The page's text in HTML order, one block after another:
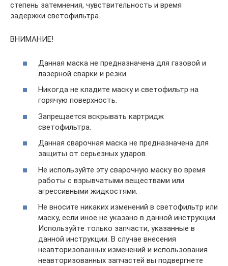
степень затемнения, чувствительность и время
задержки светофильтра.
ВНИМАНИЕ!
Данная маска не предназначена для газовой и
лазерной сварки и резки.
Никогда не кладите маску и светофильтр на
горячую поверхность.
Запрещается вскрывать картридж
светофильтра.
Данная сварочная маска не предназначена для
защиты от серьезных ударов.
Не используйте эту сварочную маску во время
работы с взрывчатыми веществами или
агрессивными жидкостями.
Не вносите никаких изменений в светофильтр или
маску, если иное не указано в данной инструкции.
Используйте только запчасти, указанные в
данной инструкции. В случае внесения
неавторизованных изменений и использования
неавторизованных запчастей вы подвергнете